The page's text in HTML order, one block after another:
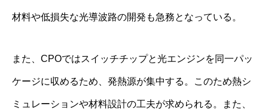
材料や低損失な光導波路の開発も急務となっている。
また、CPOではスイッチチップと光エンジンを同一パッ
ケージに収めるため、発熱源が集中する。このため熱シ
ミュレーションや材料設計の工夫が求められる。また、